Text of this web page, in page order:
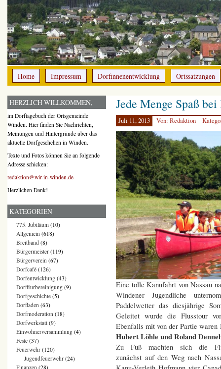
Home Impressum Dorfinnenentwicklung Ortssatzungen
Jede Menge Spaß
Juli 11, 2013 Von: Redaktion
Eine tolle Kanufahrt von Nassau
Windener Jugendliche
Paddelwetter das diesjährige
Geleitet wurde die Flusstour
Ebenfalls mit von der Partie
Hubert Löhle und Roland
Zu Fuß machten sich die
zunächst auf den Weg nach
HERZLICH WILLKOMMEN,
im Dorftagebuch der Ortsgemeinde
Winden. Hier finden Sie Nachrichten,
Meinungen und Hintergründe über das
aktuelle Dorfgeschehen in Winden.
Texte und Fotos können Sie an folgende
Adresse schicken:
redaktion@wir-in-winden.de
Herzlichen Dank!
KATEGORIEN
775. Jubiläum (10)
Allgemein (618)
Breitband (8)
Bürgermeister (119)
Bürgerverein (67)
Dorfcafé (126)
Dorfentwicklung (43)
Dorfflurbereinigung (9)
Dorfgeschichte (5)
Dorfladen (63)
Dorfmoderation (18)
Dorfwerkstatt (9)
Einwohnerversammlung (4)
Feste (37)
Feuerwehr (120)
Jugendfeuerwehr (24)
Finanzen (28)